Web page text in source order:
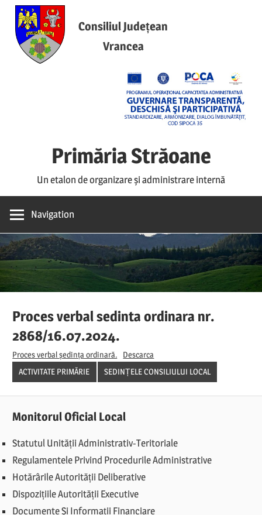
Skip
content
Consiliul Județean
Vrancea
Primăria Străoane
Un etalon de organizare și administrare internă
Navigation
Proces verbal sedinta ordinara nr.
2868/16.07.2024.
Proces verbal ședința ordinară. Descarca
ACTIVITATE PRIMĂRIE SEDINȚELE CONSILIULUI LOCAL
Monitorul Oficial Local
Statutul Unității Administrativ-Teritoriale
Regulamentele Privind Procedurile Administrative
Hotărârile Autorității Deliberative
Dispozițiile Autorității Executive
Documente Și Informații Financiare